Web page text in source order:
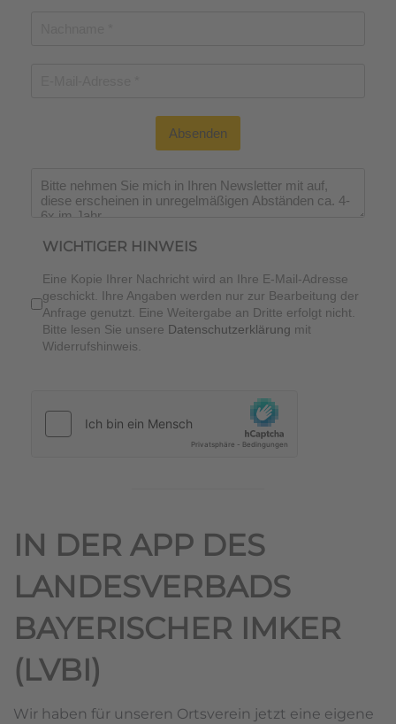
Absenden
Wichtiger Hinweis*
WICHTIGER HINWEIS
Eine Kopie Ihrer Nachricht wird an Ihre E-Mail-Adresse
geschickt. Ihre Angaben werden nur zur Bearbeitung der
Anfrage genutzt. Eine Weitergabe an Dritte erfolgt nicht.
Bitte lesen Sie unsere Datenschutzerklärung mit
Widerrufshinweis.
IN DER APP DES
LANDESVERBADS
BAYERISCHER IMKER
(LVBI)
Wir haben für unseren Ortsverein jetzt eine eigene